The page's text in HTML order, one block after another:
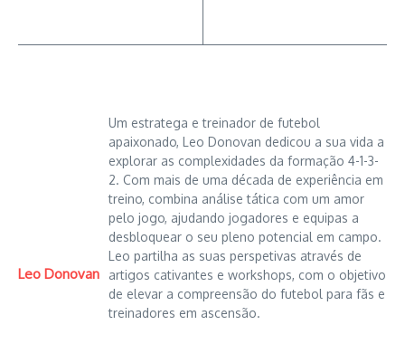
Leo Donovan
Um estratega e treinador de futebol
apaixonado, Leo Donovan dedicou a sua vida a
explorar as complexidades da formação 4-1-3-
2. Com mais de uma década de experiência em
treino, combina análise tática com um amor
pelo jogo, ajudando jogadores e equipas a
desbloquear o seu pleno potencial em campo.
Leo partilha as suas perspetivas através de
artigos cativantes e workshops, com o objetivo
de elevar a compreensão do futebol para fãs e
treinadores em ascensão.